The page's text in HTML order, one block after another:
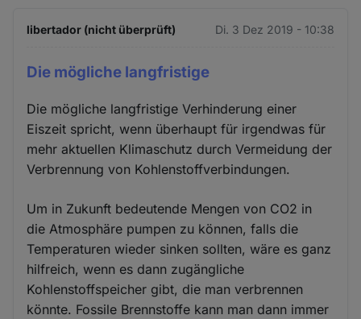
libertador (nicht überprüft) Di. 3 Dez 2019 - 10:38
Die mögliche langfristige
Die mögliche langfristige Verhinderung einer
Eiszeit spricht, wenn überhaupt für irgendwas für
mehr aktuellen Klimaschutz durch Vermeidung der
Verbrennung von Kohlenstoffverbindungen.
Um in Zukunft bedeutende Mengen von CO2 in
die Atmosphäre pumpen zu können, falls die
Temperaturen wieder sinken sollten, wäre es ganz
hilfreich, wenn es dann zugängliche
Kohlenstoffspeicher gibt, die man verbrennen
könnte. Fossile Brennstoffe kann man dann immer